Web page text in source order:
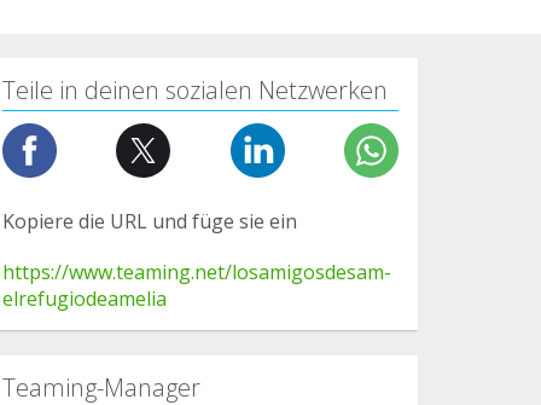
Teile in deinen sozialen Netzwerken
Kopiere die URL und füge sie ein
https://www.teaming.net/losamigosdesam-
elrefugiodeamelia
Teaming-Manager